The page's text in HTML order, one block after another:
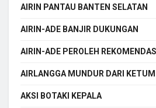
AIRIN PANTAU BANTEN SELATAN
AIRIN-ADE BANJIR DUKUNGAN
AIRIN-ADE PEROLEH
AIRLANGGA MUNDUR DARI KETUM
AKSI BOTAKI KEPALA